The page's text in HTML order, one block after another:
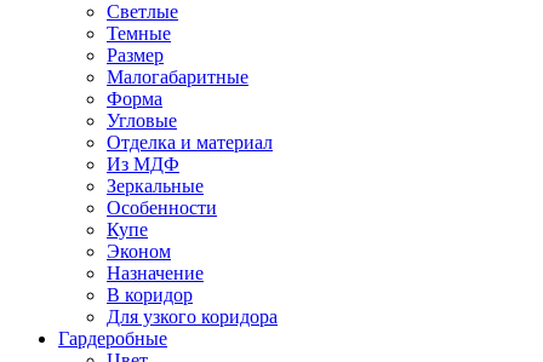
Светлые
Темные
Размер
Малогабаритные
Форма
Угловые
Отделка и материал
Из МДФ
Зеркальные
Особенности
Купе
Эконом
Назначение
В коридор
Для узкого коридора
Гардеробные